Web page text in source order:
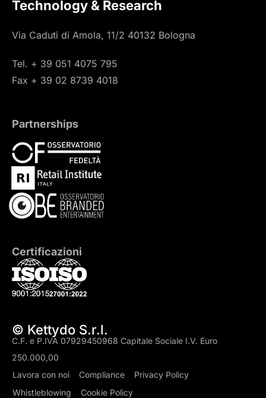
Technology & Research
Via Caduti di Amola, 11/2 40132 Bologna
Tel. + 39 051 4075 795
Fax + 39 02 8739 4018
Partnerships
Certificazioni
© Kettydo S.r.l.
C.F. e P.IVA 07929450968 Capitale Sociale I.V. Euro
250.000,00
Lavora con noi
Compliance
Privacy Policy
Whistleblowing
Cookie Policy